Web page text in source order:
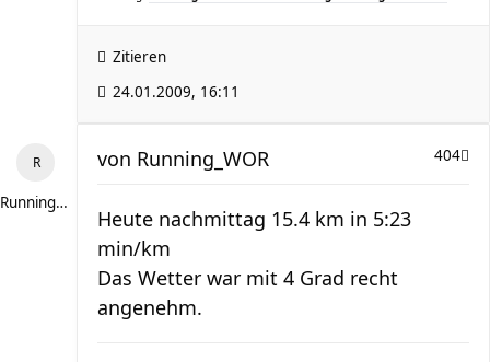
Zitieren
24.01.2009, 16:11
Running_WOR
404
von Running_WOR
Heute nachmittag 15.4 km in 5:23
min/km
Das Wetter war mit 4 Grad recht
angenehm.